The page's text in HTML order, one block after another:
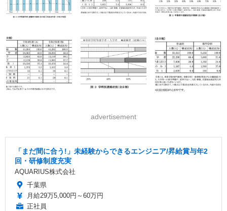
advertisement
「まだ間に合う!」未経験からできるエンジニア/昇給賞与年2
回・研修制度充実
AQUARIUS株式会社
千葉県
月給29万5,000円～60万円
正社員